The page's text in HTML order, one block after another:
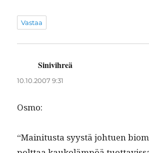
Vastaa
Sinivihreä
10.10.2007 9:31
Osmo:
“Maini­tus­ta syys­tä johtuen